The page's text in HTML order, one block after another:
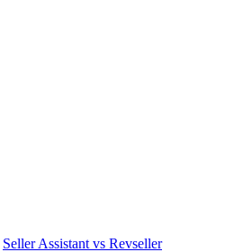
Seller Assistant vs Revseller